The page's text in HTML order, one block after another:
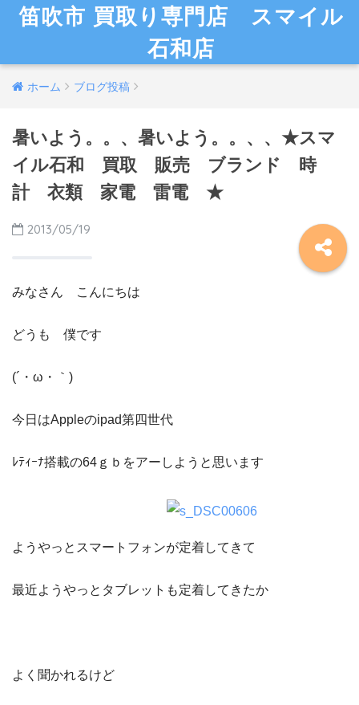
笛吹市 買取り専門店 スマイル
石和店
ホーム ブログ投稿
暑いよう。。、暑いよう。。、、★スマ
イル石和 買取 販売 ブランド 時
計 衣類 家電 雷電 ★
2013/05/19
みなさん こんにちは
どうも 僕です
(´・ω・｀)
今日はAppleのipad第四世代
ﾚﾃｨｰﾅ搭載の64ｇｂをアーしようと思います
ようやっとスマートフォンが定着してきて
最近ようやっとタブレットも定着してきたか
よく聞かれるけど